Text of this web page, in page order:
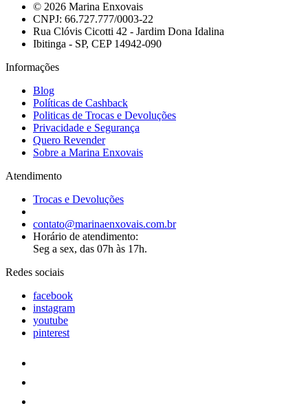
© 2026 Marina Enxovais
CNPJ: 66.727.777/0003-22
Rua Clóvis Cicotti 42 - Jardim Dona Idalina
Ibitinga - SP, CEP 14942-090
Informações
Blog
Políticas de Cashback
Politicas de Trocas e Devoluções
Privacidade e Segurança
Quero Revender
Sobre a Marina Enxovais
Atendimento
Trocas e Devoluções
contato@marinaenxovais.com.br
Horário de atendimento:
Seg a sex, das 07h às 17h.
Redes sociais
facebook
instagram
youtube
pinterest